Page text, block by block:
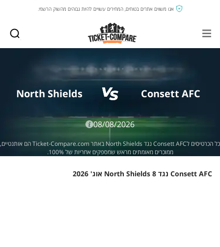
אנו משווים אתרים בטוחים, המחירים עשויים להיות גבוהים מהשוק הרשמי.
Consett AFC
North Shields
08/08/2026
כל הכרטיסים לConsett AFC נגד North Shields באתר Ticket-Compare.com הם אותנטיים,
ממוכרים מאומתים מראש שמספקים אחריות של 100%.
Consett AFC נגד North Shields 8 אוג' 2026